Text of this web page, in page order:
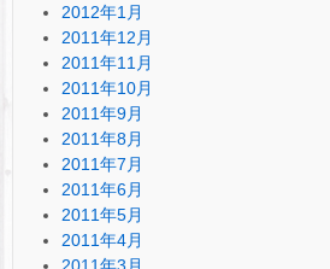
2012年1月
2011年12月
2011年11月
2011年10月
2011年9月
2011年8月
2011年7月
2011年6月
2011年5月
2011年4月
2011年3月